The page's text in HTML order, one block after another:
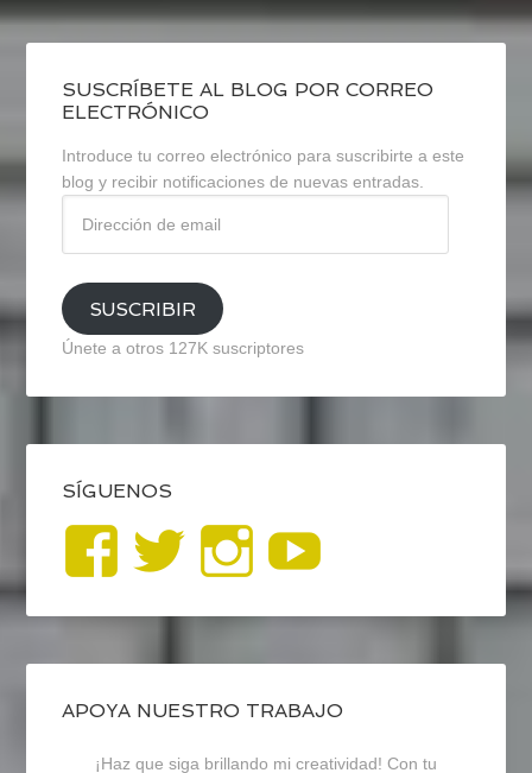
SUSCRÍBETE AL BLOG POR CORREO
ELECTRÓNICO
Introduce tu correo electrónico para suscribirte a este
blog y recibir notificaciones de nuevas entradas.
email
SUSCRIBIR
Únete a otros 127K suscriptores
SÍGUENOS
Ver
perfil
de
blogrecursosep
Ver
perfil
de
recursosep
Ver
perfil
de
recursosep
APOYA NUESTRO TRABAJO
¡Haz que siga brillando mi creatividad! Con tu